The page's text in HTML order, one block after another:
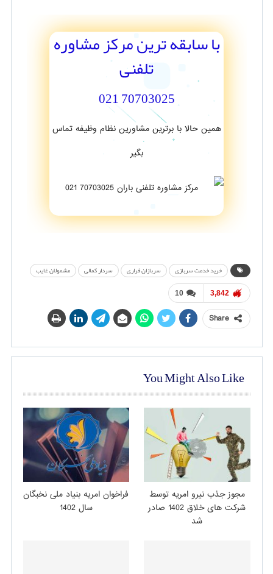
با سابقه ترین مرکز مشاوره
تلفنی
70703025 021
همین حالا با برترین مشاورین نظام وظیفه تماس
بگیر
خرید خدمت سربازی سربازان فراری سردار کمالی مشمولان غایب
10 3,842
Share
You Might Also Like
مجوز جذب نیرو امریه توسط
شرکت های خلاق 1402 صادر
شد
فراخوان امریه بنیاد ملی نخبگان
سال 1402